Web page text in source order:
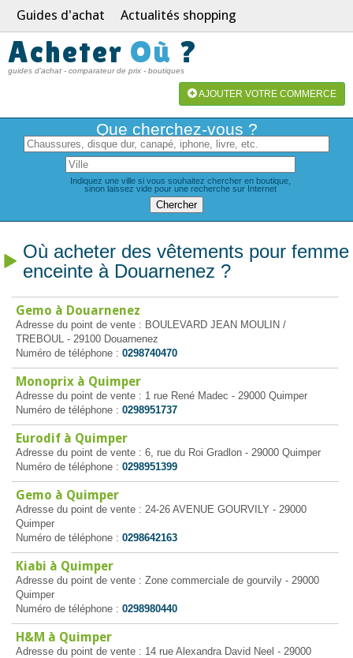
Guides d'achat Actualités shopping
Acheter Où ?
guides d'achat - comparateur de prix - boutiques
AJOUTER VOTRE COMMERCE
Que cherchez-vous ?
Indiquez une ville si vous souhaitez chercher en boutique,
sinon laissez vide pour une recherche sur Internet
Où acheter des vêtements pour femme
enceinte à Douarnenez ?
Gemo à Douarnenez
Adresse du point de vente : BOULEVARD JEAN MOULIN /
TREBOUL - 29100 Douarnenez
Numéro de téléphone : 0298740470
Monoprix à Quimper
Adresse du point de vente : 1 rue René Madec - 29000 Quimper
Numéro de téléphone : 0298951737
Eurodif à Quimper
Adresse du point de vente : 6, rue du Roi Gradlon - 29000 Quimper
Numéro de téléphone : 0298951399
Gemo à Quimper
Adresse du point de vente : 24-26 AVENUE GOURVILY - 29000
Quimper
Numéro de téléphone : 0298642163
Kiabi à Quimper
Adresse du point de vente : Zone commerciale de gourvily - 29000
Quimper
Numéro de téléphone : 0298980440
H&M à Quimper
Adresse du point de vente : 14 rue Alexandra David Neel - 29000